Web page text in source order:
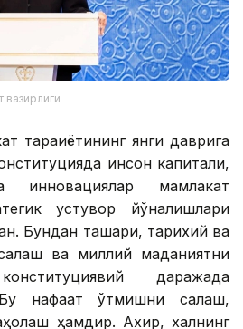
янги даврига
инсон капитали,
мамлакат
устувор йўналишлари
Бундан ташқари, тарихий ва
ва миллий маданиятни
конституциявий даражада
нафақат ўтмишни сақлаш,
ҳамдир. Ахир, халқнинг